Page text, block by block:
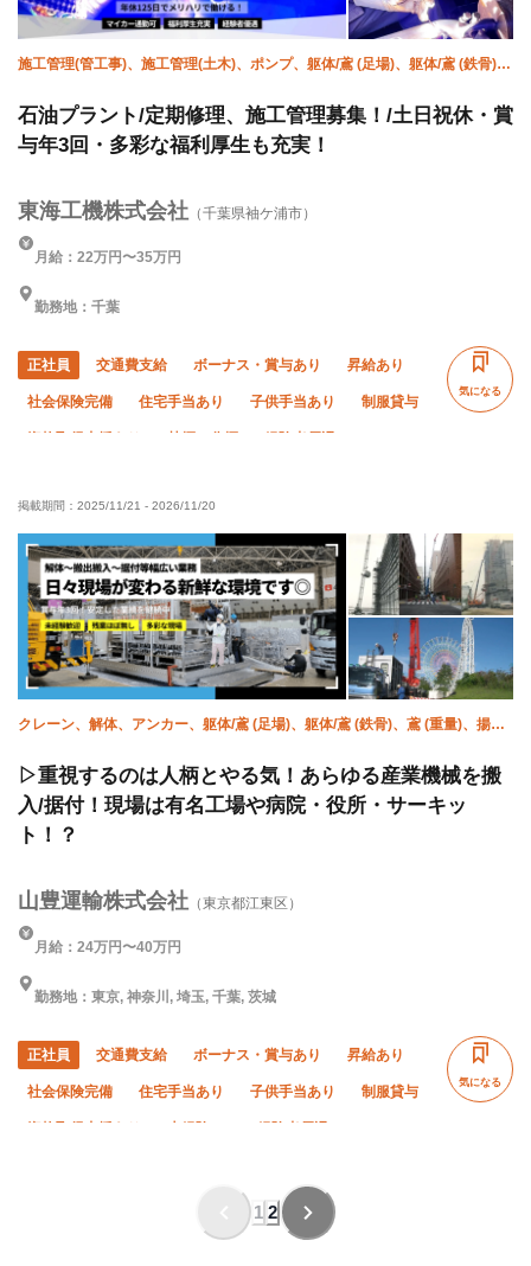
施工管理(管工事)、施工管理(土木)、ポンプ、躯体/鳶 (足場)、躯体/鳶 (鉄骨)、
石油プラント/定期修理、施工管理募集！/土日祝休・賞
与年3回・多彩な福利厚生も充実！
東海工機株式会社 （千葉県袖ケ浦市）
月給：22万円〜35万円
勤務地：千葉
正社員 交通費支給 ボーナス・賞与あり 昇給あり
社会保険完備 住宅手当あり 子供手当あり 制服貸与
資格取得支援あり 禁煙・分煙 経験者優遇
気になる
掲載期間： 2025/11/21 - 2026/11/20
クレーン、解体、アンカー、躯体/鳶 (足場)、躯体/鳶 (鉄骨)、鳶 (重量)、揚
▷重視するのは人柄とやる気！あらゆる産業機械を搬
入/据付！現場は有名工場や病院・役所・サーキッ
ト！？
山豊運輸株式会社 （東京都江東区）
月給：24万円〜40万円
勤務地：東京, 神奈川, 埼玉, 千葉, 茨城
正社員 交通費支給 ボーナス・賞与あり 昇給あり
社会保険完備 住宅手当あり 子供手当あり 制服貸与
車・バイク通勤OK
気になる
1 2